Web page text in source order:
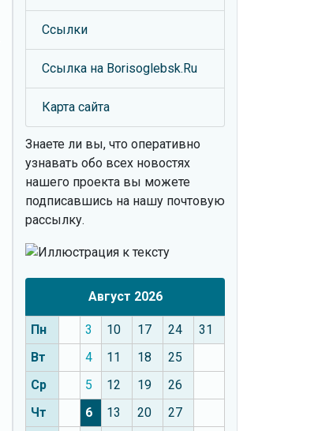
Ссылки
Ссылка на Borisoglebsk.Ru
Карта сайта
Знаете ли вы, что оперативно
узнавать обо всех новостях
нашего проекта вы можете
подписавшись на нашу почтовую
рассылку.
Август 2026
Пн 3 10 17 24
31
Вт
4 11 18
25
Ср
5 12 19
26
Чт
6 13 20
27